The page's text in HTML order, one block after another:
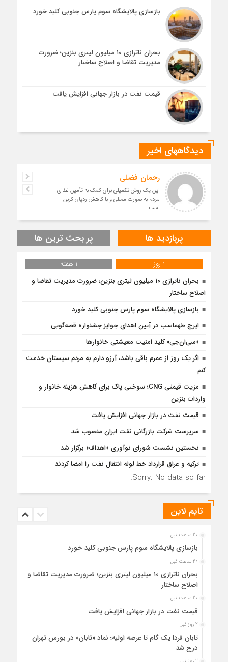
بازسازی پالایشگاه سوم پارس جنوبی کلید خورد
بحران ناترازی ۱۰ میلیون لیتری بنزین؛ ضرورت
مدیریت تقاضا و اصلاح ساختار
قیمت نفت در بازار جهانی افزایش یافت
دیدگاههای اخیر
رحمان فضلی
این یک روش تکمیلی برای کمک به تأمین غذای
مردم به صورت محلی و با کاهش ردپای کربن
است.
پربازدید ها پر بحث ترین ها
1 روز
1 هفته
بحران ناترازی ۱۰ میلیون لیتری بنزین؛ ضرورت مدیریت تقاضا و
اصلاح ساختار
بازسازی پالایشگاه سوم پارس جنوبی کلید خورد
ایرج طهماسب در آیین اهدای جوایز جشنواره قصه‌گویی
«سی‌ان‌جی» کلید امنیت معیشتی خانوارها
اگر یک روز از عمرم باقی باشد، آرزو دارم به مردم سیستان خدمت
کنم
مزیت قیمتی CNG؛ سوختی پاک برای کاهش هزینه خانوار و
واردات بنزین
قیمت نفت در بازار جهانی افزایش یافت
سرپرست شرکت بازرگانی نفت ایران منصوب شد
نخستین نشست شورای نوآوری «اهداف» برگزار شد
ترکیه و عراق قرارداد خط لوله انتقال نفت را امضا کردند
Sorry. No data so far.
تایم لاین
20 ساعت قبل
بازسازی پالایشگاه سوم پارس جنوبی کلید خورد
20 ساعت قبل
بحران ناترازی ۱۰ میلیون لیتری بنزین؛ ضرورت مدیریت تقاضا و
اصلاح ساختار
20 ساعت قبل
قیمت نفت در بازار جهانی افزایش یافت
2 روز قبل
تابان فردا یک گام تا عرضه اولیه؛ نماد «تابان» در بورس تهران
درج شد